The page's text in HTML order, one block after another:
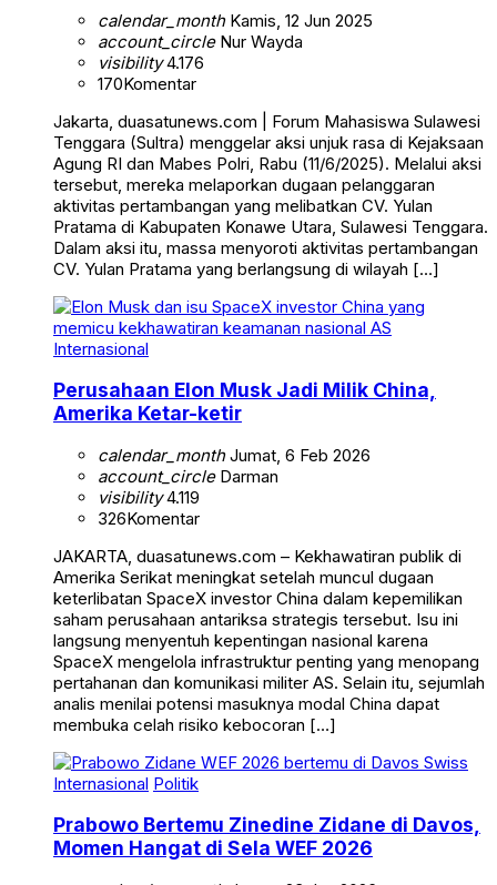
calendar_monthKamis, 12 Jun 2025
account_circleNur Wayda
visibility4.176
170Komentar
Jakarta, duasatunews.com | Forum Mahasiswa Sulawesi
Tenggara (Sultra) menggelar aksi unjuk rasa di Kejaksaan
Agung RI dan Mabes Polri, Rabu (11/6/2025). Melalui aksi
tersebut, mereka melaporkan dugaan pelanggaran
aktivitas pertambangan yang melibatkan CV. Yulan
Pratama di Kabupaten Konawe Utara, Sulawesi Tenggara.
Dalam aksi itu, massa menyoroti aktivitas pertambangan
CV. Yulan Pratama yang berlangsung di wilayah […]
Internasional
Perusahaan Elon Musk Jadi Milik China,
Amerika Ketar-ketir
calendar_monthJumat, 6 Feb 2026
account_circleDarman
visibility4.119
326Komentar
JAKARTA, duasatunews.com – Kekhawatiran publik di
Amerika Serikat meningkat setelah muncul dugaan
keterlibatan SpaceX investor China dalam kepemilikan
saham perusahaan antariksa strategis tersebut. Isu ini
langsung menyentuh kepentingan nasional karena
SpaceX mengelola infrastruktur penting yang menopang
pertahanan dan komunikasi militer AS. Selain itu, sejumlah
analis menilai potensi masuknya modal China dapat
membuka celah risiko kebocoran […]
Internasional Politik
Prabowo Bertemu Zinedine Zidane di Davos,
Momen Hangat di Sela WEF 2026